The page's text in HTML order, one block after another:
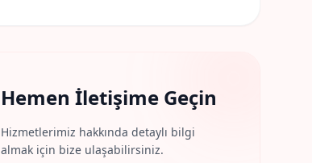
Hemen İletişime Geçin
Hizmetlerimiz hakkında detaylı bilgi
almak için bize ulaşabilirsiniz.